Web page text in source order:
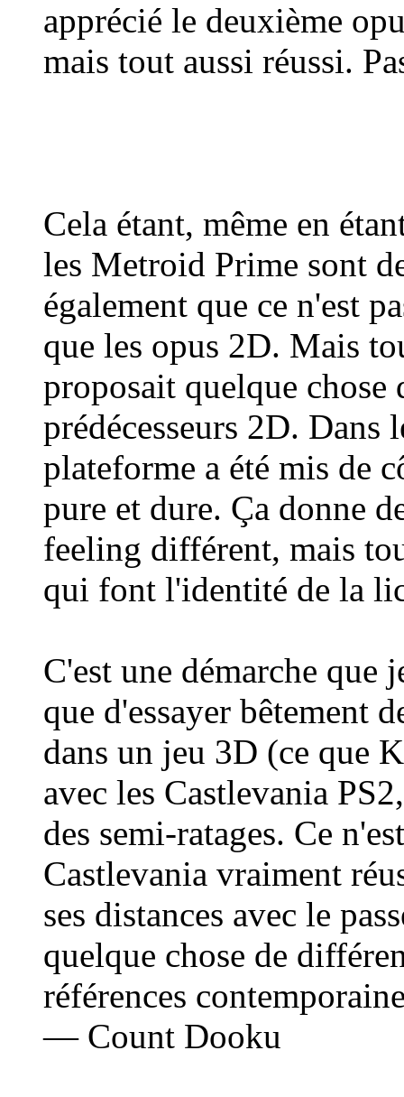
apprécié le deuxième
mais tout aussi réussi.
Cela étant, même en
les Metroid Prime sont
également que ce n'est
que les opus 2D. Mais
proposait quelque chose
prédécesseurs 2D. Dans
plateforme a été mis de
pure et dure. Ça donne
feeling différent, mais
qui font l'identité de la
C'est une démarche
que d'essayer bêtement
dans un jeu 3D (ce que
avec les Castlevania
des semi-ratages. Ce
Castlevania vraiment
ses distances avec le
quelque chose de
références
— Count Dooku